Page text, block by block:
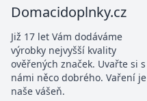
Domacidoplnky.cz
Již 17 let Vám dodáváme
výrobky nejvyšší kvality
ověřených značek. Uvařte si s
námi něco dobrého. Vaření je
naše vášeň.